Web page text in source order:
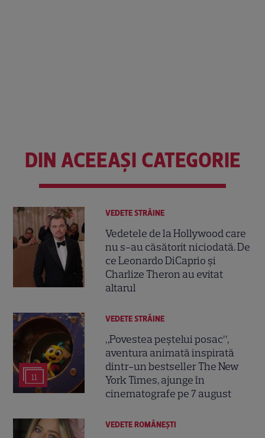
DIN ACEEAȘI CATEGORIE
VEDETE STRĂINE
Vedetele de la Hollywood care
nu s-au căsătorit niciodată. De
ce Leonardo DiCaprio și
Charlize Theron au evitat
altarul
11
VEDETE STRĂINE
„Povestea peștelui posac”,
aventura animată inspirată
dintr-un bestseller The New
York Times, ajunge în
cinematografe pe 7 august
VEDETE ROMÂNEŞTI